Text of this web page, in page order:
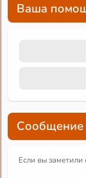
Ваша
Если вы заметили